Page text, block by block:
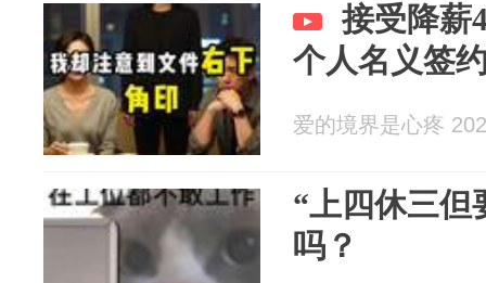
接受降薪
个人名义签
爱的境界是心疼
“上四休三但
吗？